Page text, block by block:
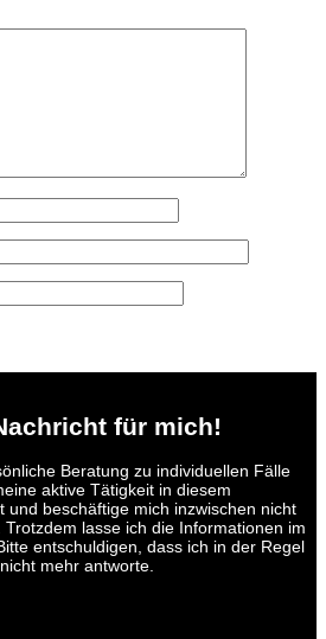
für mich!
Beratung zu individuellen Fälle
aktive Tätigkeit in diesem
und beschäftige mich inzwischen nicht
lasse ich die Informationen im
entschuldigen, dass ich in der Regel
mehr antworte.